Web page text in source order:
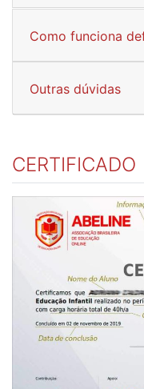
Como funciona
Outras dúvidas
CERTIFICADO